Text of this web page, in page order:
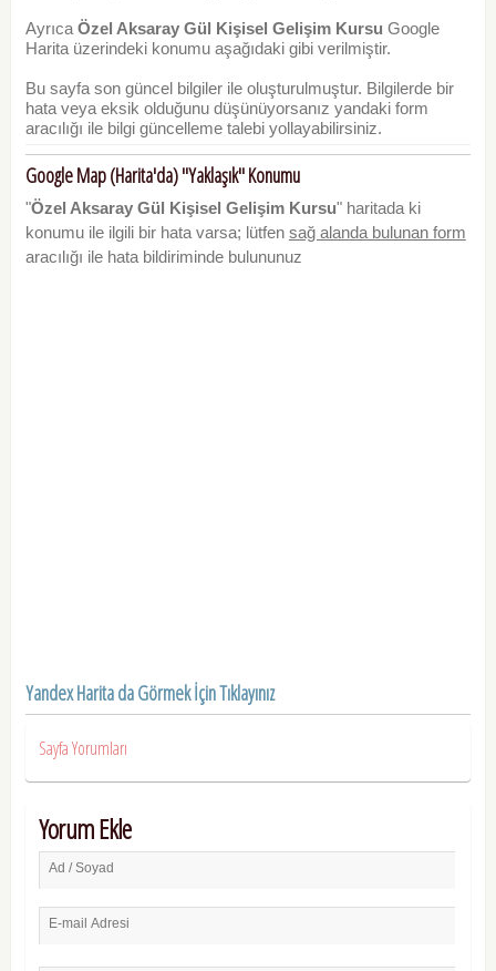
AyrıcaÖzel Aksaray Gül Kişisel Gelişim Kursu Google
Harita üzerindeki konumu aşağıdaki gibi verilmiştir.
Bu sayfa son güncel bilgiler ile oluşturulmuştur. Bilgilerde bir
hata veya eksik olduğunu düşünüyorsanız yandaki form
aracılığı ile bilgi güncelleme talebi yollayabilirsiniz.
Google Map (Harita'da) "Yaklaşık" Konumu
"Özel Aksaray Gül Kişisel Gelişim Kursu" haritada ki
konumu ile ilgili bir hata varsa; lütfen sağ alanda bulunan form
aracılığı ile hata bildiriminde bulununuz
Yandex Harita da Görmek İçin Tıklayınız
Sayfa Yorumları
Yorum Ekle
Ad / Soyad
E-mail Adresi